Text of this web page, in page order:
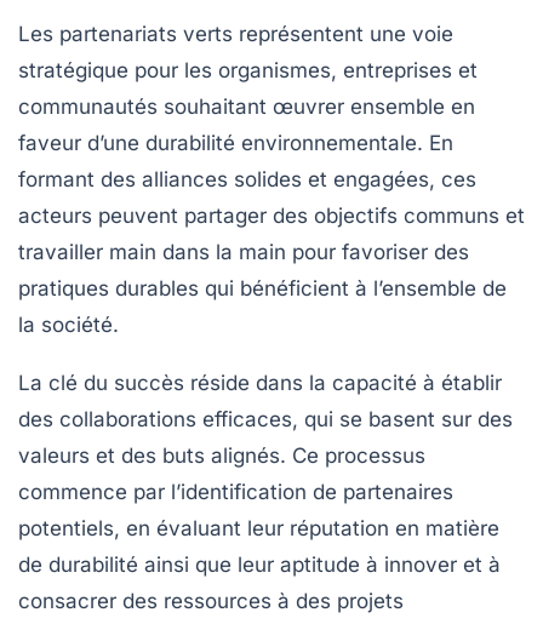
Les partenariats verts représentent une voie
stratégique pour les organismes, entreprises et
communautés souhaitant œuvrer ensemble en
faveur d’une durabilité environnementale. En
formant des alliances solides et engagées, ces
acteurs peuvent partager des objectifs communs et
travailler main dans la main pour favoriser des
pratiques durables qui bénéficient à l’ensemble de
la société.
La clé du succès réside dans la capacité à établir
des collaborations efficaces, qui se basent sur des
valeurs et des buts alignés. Ce processus
commence par l’identification de partenaires
potentiels, en évaluant leur réputation en matière
de durabilité ainsi que leur aptitude à innover et à
consacrer des ressources à des projets